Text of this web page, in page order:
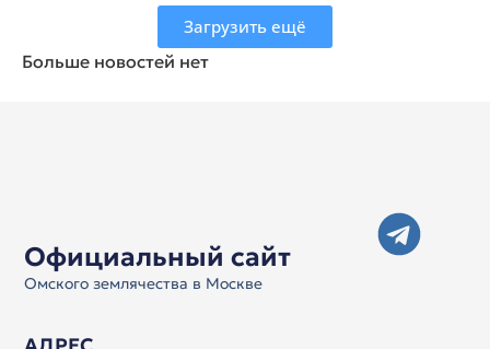
Загрузить ещё
Больше новостей нет
Официальный сайт
Омского землячества в Москве